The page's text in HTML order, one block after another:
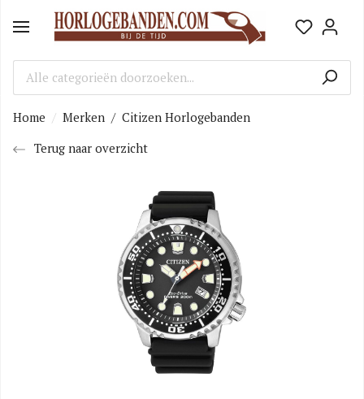
Home Merken / Citizen Horlogebanden
Terug naar overzicht